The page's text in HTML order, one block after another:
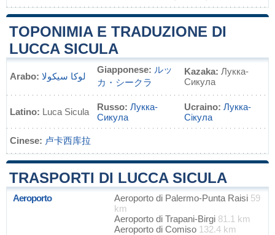
TOPONIMIA E TRADUZIONE DI
LUCCA SICULA
Arabo: لوكا سيكولا
Giapponese: ルッ
カ・シークラ
Kazaka: Лукка-
Сикула
Latino: Luca Sicula Russo: Лукка-
Сикула
Ucraino: Лукка-
Сікула
Cinese: 卢卡西库拉
TRASPORTI DI LUCCA SICULA
Aeroporto Aeroporto di Palermo-Punta Raisi 59
km
Aeroporto di Trapani-Birgi 81.1 km
Aeroporto di Comiso 132.4 km